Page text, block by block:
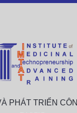
PHÁT TRIỂN